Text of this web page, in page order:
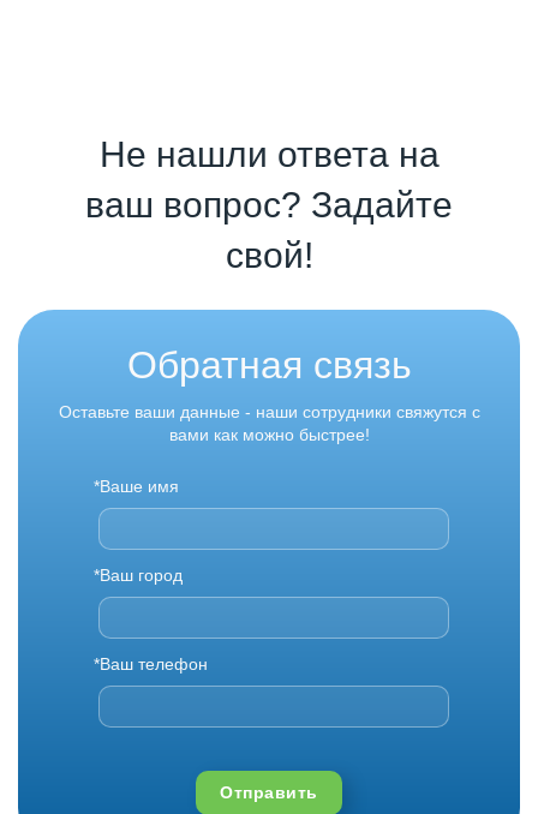
Не нашли ответа на
ваш вопрос? Задайте
свой!
Обратная связь
Оставьте ваши данные - наши сотрудники свяжутся с
вами как можно быстрее!
*Ваше имя
*Ваш город
*Ваш телефон
Отправить